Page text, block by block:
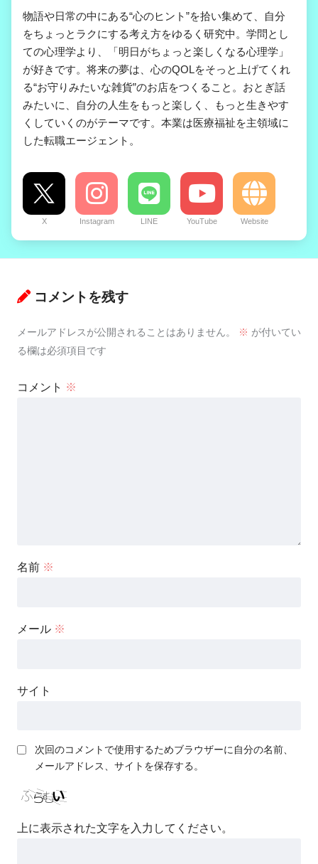
物語や日常の中にある“心のヒント”を拾い集めて、自分
をちょっとラクにする考え方をゆるく研究中。学問とし
ての心理学より、「明日がちょっと楽しくなる心理学」
が好きです。将来の夢は、心のQOLをそっと上げてくれ
る“お守りみたいな雑貨”のお店をつくること。おとぎ話
みたいに、自分の人生をもっと楽しく、もっと生きやす
くしていくのがテーマです。本業は医療福祉を主領域に
した転職エージェント。
X Instagram LINE YouTube Website
コメントを残す
メールアドレスが公開されることはありません。 ※ が付いてい
る欄は必須項目です
コメント ※
名前 ※
メール ※
サイト
次回のコメントで使用するためブラウザーに自分の名前、
メールアドレス、サイトを保存する。
上に表示された文字を入力してください。